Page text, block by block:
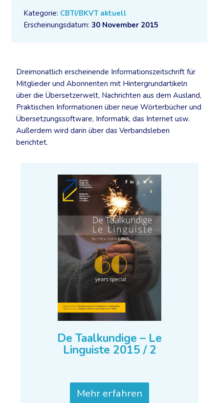
Kategorie: CBTI/BKVT aktuell
Erscheinungsdatum: 30 November 2015
Dreimonatlich erscheinende Informationszeitschrift für
Mitglieder und Abonnenten mit Hintergrundartikeln
über die Übersetzerwelt, Nachrichten aus dem Ausland,
Praktischen Informationen über neue Wörterbücher und
Übersetzungssoftware, Informatik, das Internet usw.
Außerdem wird darin über das Verbandsleben
berichtet.
De Taalkundige – Le
Linguiste 2015 / 2
Mehr erfahren